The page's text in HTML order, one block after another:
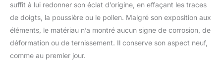
suffit à lui redonner son éclat d’origine, en effaçant les traces
de doigts, la poussière ou le pollen. Malgré son exposition aux
éléments, le matériau n’a montré aucun signe de corrosion, de
déformation ou de ternissement. Il conserve son aspect neuf,
comme au premier jour.